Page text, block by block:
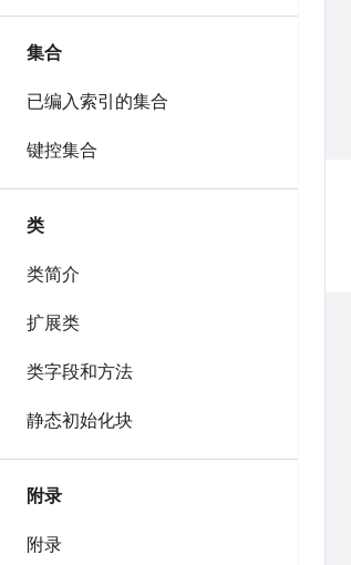
集合
已编入索引的集合
键控集合
类
类简介
扩展类
类字段和方法
静态初始化块
附录
附录